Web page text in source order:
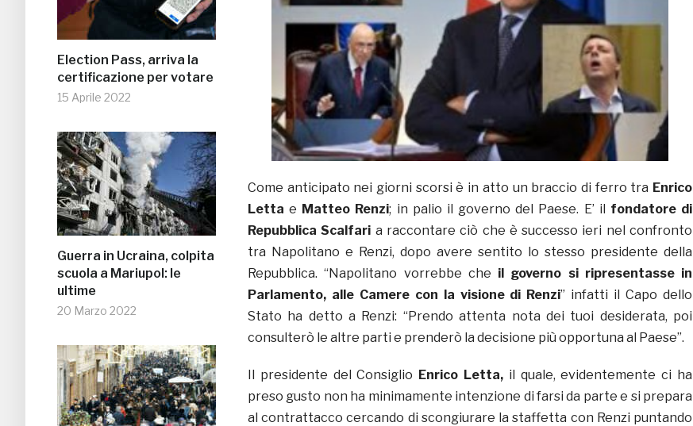
Election Pass, arriva la
certificazione per votare
15 Aprile 2022
Guerra in Ucraina, colpita
scuola a Mariupol: le
ultime
20 Marzo 2022
Come anticipato nei giorni scorsi è in atto un braccio di ferro tra Enrico
Letta e Matteo Renzi; in palio il governo del Paese. E’ il fondatore di
Repubblica Scalfari a raccontare ciò che è successo ieri nel confronto
tra Napolitano e Renzi, dopo avere sentito lo stesso presidente della
Repubblica. “Napolitano vorrebbe che il governo si ripresentasse in
Parlamento, alle Camere con la visione di Renzi” infatti il Capo dello
Stato ha detto a Renzi: “Prendo attenta nota dei tuoi desiderata, poi
consulterò le altre parti e prenderò la decisione più opportuna al Paese”.
Il presidente del Consiglio Enrico Letta, il quale, evidentemente ci ha
preso gusto non ha minimamente intenzione di farsi da parte e si prepara
al contrattacco cercando di scongiurare la staffetta con Renzi puntando